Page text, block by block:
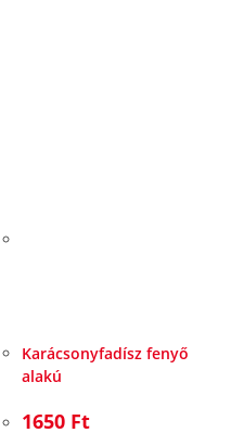
Karácsonyfadísz fenyő
alakú
1650 Ft